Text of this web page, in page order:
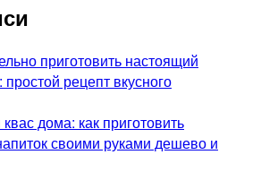
приготовить настоящий
рецепт вкусного
дома: как приготовить
своими руками дешево и